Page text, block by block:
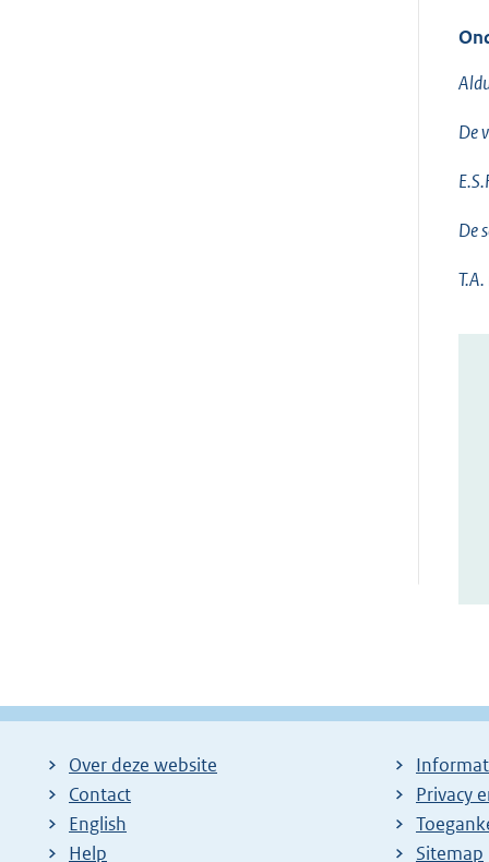
De
De
Over deze website
Contact
English
Help
Privacy
Sitemap